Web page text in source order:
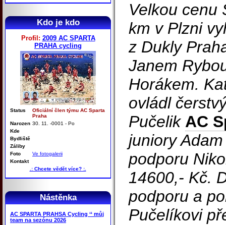
Kdo je kdo
Profil: 2009 AC SPARTA
PRAHA cycling
Status
Oficiální člen týmu AC Sparta
Praha
Narozen 30. 11. -0001 - Po
Kde
Bydliště
Záliby
Foto
Ve fotogalerii
Kontakt
.: Chcete vědět více? :.
Nástěnka
AC SPARTA PRAHSA Cycling ‘‘ můj
team na sezónu 2026
Velkou cenu
km v Plzni
z Dukly
Janem
Horákem.
ovládl
Pučelik AC
juniory
podporu
14600,- Kč.
podporu a
Pučelíkovi